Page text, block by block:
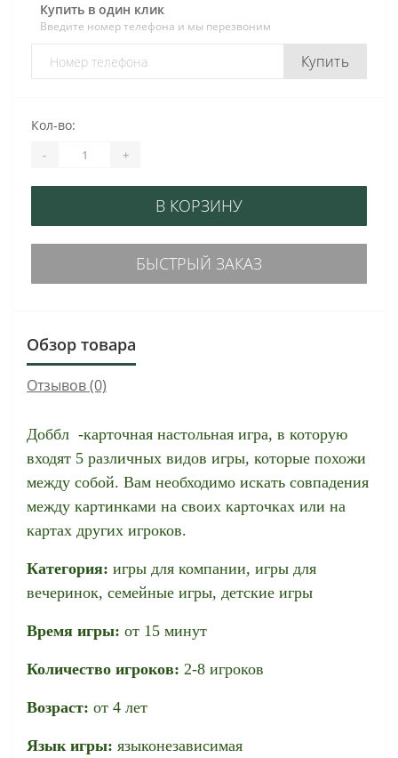
Купить в один клик
Введите номер телефона и мы перезвоним
Купить
Кол-во:
- +
В КОРЗИНУ
БЫСТРЫЙ ЗАКАЗ
Обзор товара
Отзывов (0)
Доббл -карточная настольная игра, в которую
входят 5 различных видов игры, которые похожи
между собой. Вам необходимо искать совпадения
между картинками на своих карточках или на
картах других игроков.
Категория: игры для компании, игры для
вечеринок, семейные игры, детские игры
Время игры: от 15 минут
Количество игроков: 2-8 игроков
Возраст: от 4 лет
Язык игры: языконезависимая